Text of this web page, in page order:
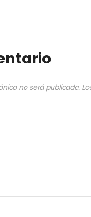
no será publicada.